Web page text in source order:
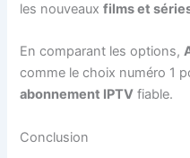
les nouveauxfilms et
En comparant les options,
comme le choix numéro 1
abonnement IPTV fiable.
Conclusion